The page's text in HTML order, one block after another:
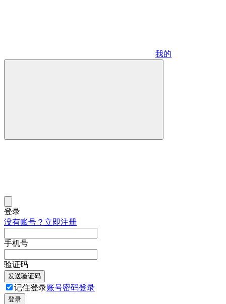
我的
登录
没有账号？立即注册
手机号
验证码
发送验证码
记住登录账号密码登录
登录